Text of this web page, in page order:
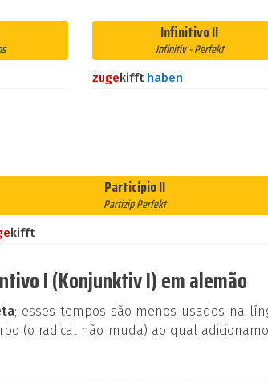
Infinitivo II
Infinitiv - Perfekt
zugekifft haben
Particípio II
Partizip Perfekt
kifft
I (Konjunktiv I) em alemão
; esses tempos são menos usados na
(o radical não muda) ao qual